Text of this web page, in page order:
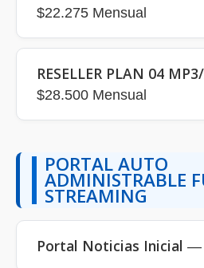
$22.275 Mensual
RESELLER PLAN 04
$28.500 Mensual
PORTAL AUTO
ADMINISTRABLE
STREAMING
Portal Noticias Inicial —